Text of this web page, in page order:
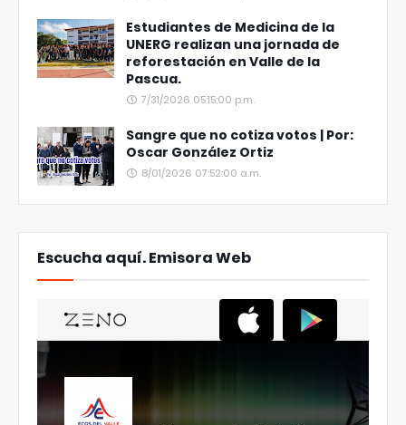
Estudiantes de Medicina de la
UNERG realizan una jornada de
reforestación en Valle de la
Pascua.
7/31/2026 05:15:00 p.m.
Sangre que no cotiza votos | Por:
Oscar González Ortiz
8/01/2026 07:52:00 a.m.
Escucha aquí. Emisora Web